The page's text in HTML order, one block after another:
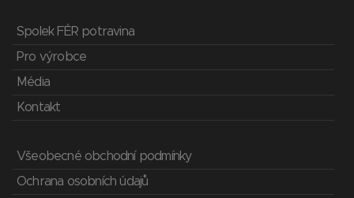
Spolek FÉR potravina
Pro výrobce
Média
Kontakt
Všeobecné obchodní podmínky
Ochrana osobních údajů